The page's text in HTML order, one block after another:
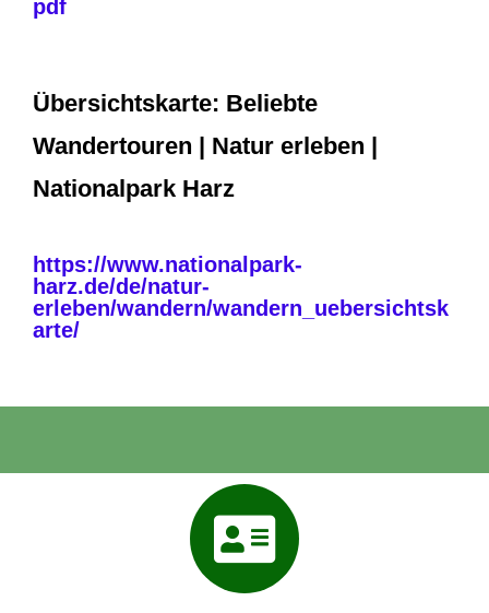
pdf
Übersichtskarte: Beliebte
Wandertouren | Natur erleben |
Nationalpark Harz
https://www.nationalpark-
harz.de/de/natur-
erleben/wandern/wandern_uebersichtsk
arte/